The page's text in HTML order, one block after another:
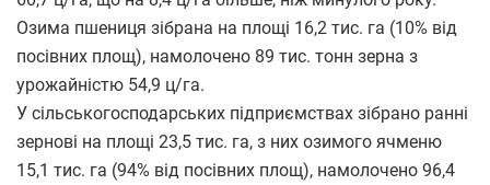
Озима пшениця зібрана на площі 16,2 тис. га (10% від
посівних площ), намолочено 89 тис. тонн зерна з
урожайністю 54,9 ц/га.
У сільськогосподарських підприємствах зібрано ранні
зернові на площі 23,5 тис. га, з них озимого ячменю
15,1 тис. га (94% від посівних площ), намолочено 96,4